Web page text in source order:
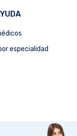
especialidad